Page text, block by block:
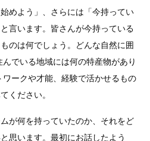
めよう」、さらには「今持ってい
言います。皆さんが今持っている
のは何でしょう。どんな自然に囲
でいる地域には何の特産物があり
ークや才能、経験で活かせるもの
ください。
が何を持っていたのか、それをど
思います。最初にお話したよう